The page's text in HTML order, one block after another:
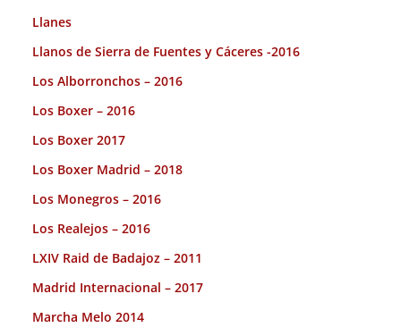
Llanes
Llanos de Sierra de Fuentes y Cáceres -2016
Los Alborronchos – 2016
Los Boxer – 2016
Los Boxer 2017
Los Boxer Madrid – 2018
Los Monegros – 2016
Los Realejos – 2016
LXIV Raid de Badajoz – 2011
Madrid Internacional – 2017
Marcha Melo 2014